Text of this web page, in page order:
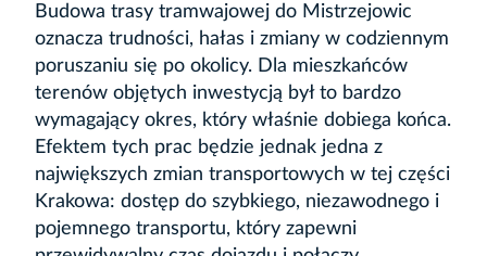
Budowa trasy tramwajowej do Mistrzejowic
oznacza trudności, hałas i zmiany w codziennym
poruszaniu się po okolicy. Dla mieszkańców
terenów objętych inwestycją był to bardzo
wymagający okres, który właśnie dobiega końca.
Efektem tych prac będzie jednak jedna z
największych zmian transportowych w tej części
Krakowa: dostęp do szybkiego, niezawodnego i
pojemnego transportu, który zapewni